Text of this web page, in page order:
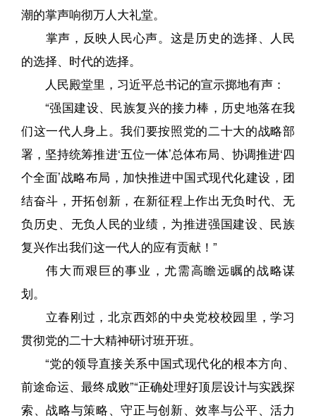
潮的掌声响彻万人大礼堂。
掌声，反映人民心声。这是历史的选择、人民
的选择、时代的选择。
人民殿堂里，习近平总书记的宣示掷地有声：
“强国建设、民族复兴的接力棒，历史地落在我
们这一代人身上。我们要按照党的二十大的战略部
署，坚持统筹推进‘五位一体’总体布局、协调推进‘四
个全面’战略布局，加快推进中国式现代化建设，团
结奋斗，开拓创新，在新征程上作出无负时代、无
负历史、无负人民的业绩，为推进强国建设、民族
复兴作出我们这一代人的应有贡献！”
伟大而艰巨的事业，尤需高瞻远瞩的战略谋
划。
立春刚过，北京西郊的中央党校校园里，学习
贯彻党的二十大精神研讨班开班。
“党的领导直接关系中国式现代化的根本方向、
前途命运、最终成败”“正确处理好顶层设计与实践探
索、战略与策略、守正与创新、效率与公平、活力